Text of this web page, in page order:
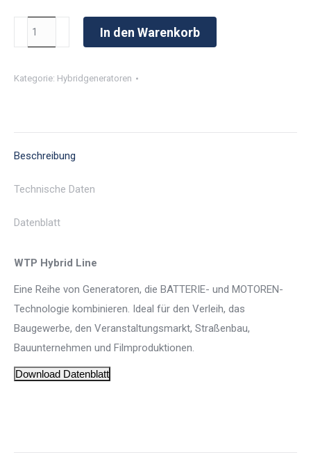
WTP
MGTP
TH
In den Warenkorb
Kategorie: Hybridgeneratoren
Beschreibung
Technische Daten
Datenblatt
WTP Hybrid Line
Eine Reihe von Generatoren, die BATTERIE- und MOTOREN-
Technologie kombinieren. Ideal für den Verleih, das
Baugewerbe, den Veranstaltungsmarkt, Straßenbau,
Bauunternehmen und Filmproduktionen.
Download Datenblatt